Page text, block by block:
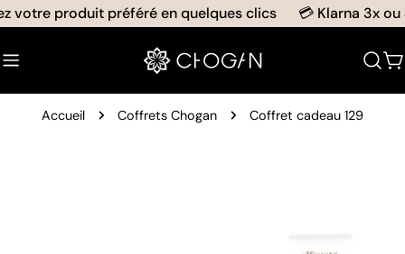
Aller
contenu
votre produit préféré en quelques clics 💳 Klarna 3x ou
Accueil Coffrets Chogan Coffret cadeau 129